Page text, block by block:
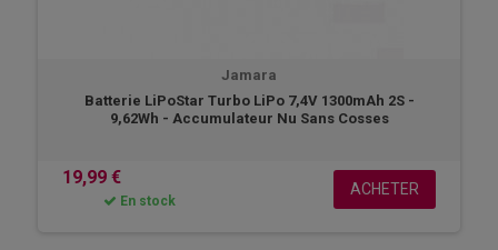
Jamara
Batterie LiPoStar Turbo LiPo 7,4V 1300mAh 2S -
9,62Wh - Accumulateur Nu Sans Cosses
19,99 €
En stock
ACHETER